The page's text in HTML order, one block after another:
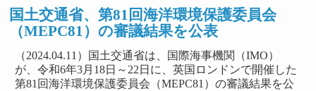
国土交通省、第81回海洋環境保護委員会
（MEPC81）の審議結果を公表
（2024.04.11）国土交通省は、国際海事機関（IMO）
が、令和6年3月18日～22日に、英国ロンドンで開催した
第81回海洋環境保護委員会（MEPC81）の審議結果を公